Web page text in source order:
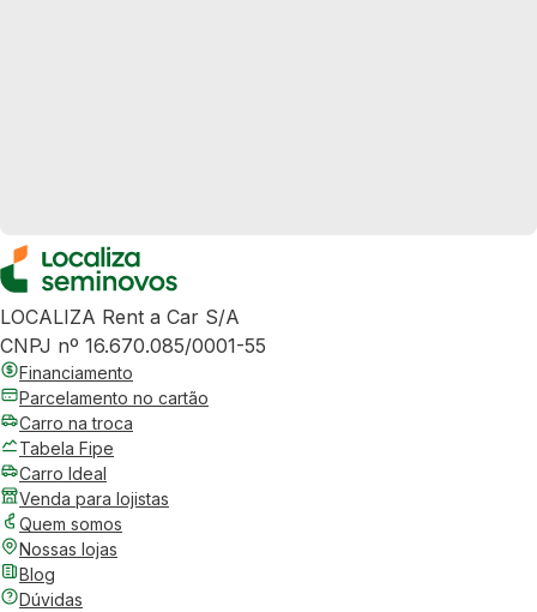
LOCALIZA Rent a Car S/A
CNPJ nº 16.670.085/0001-55
Financiamento
Parcelamento no cartão
Carro na troca
Tabela Fipe
Carro Ideal
Venda para lojistas
Quem somos
Nossas lojas
Blog
Dúvidas